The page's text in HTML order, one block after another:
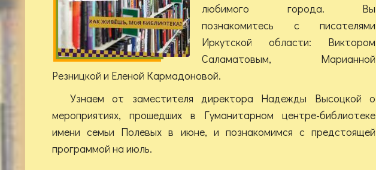
любимого города. Вы
познакомитесь с писателями
Иркутской области: Виктором
Саламатовым, Марианной
Резницкой и Еленой Кармадоновой.
Узнаем от заместителя директора Надежды Высоцкой о
мероприятиях, прошедших в Гуманитарном центре-библиотеке
имени семьи Полевых в июне, и познакомимся с предстоящей
программой на июль.